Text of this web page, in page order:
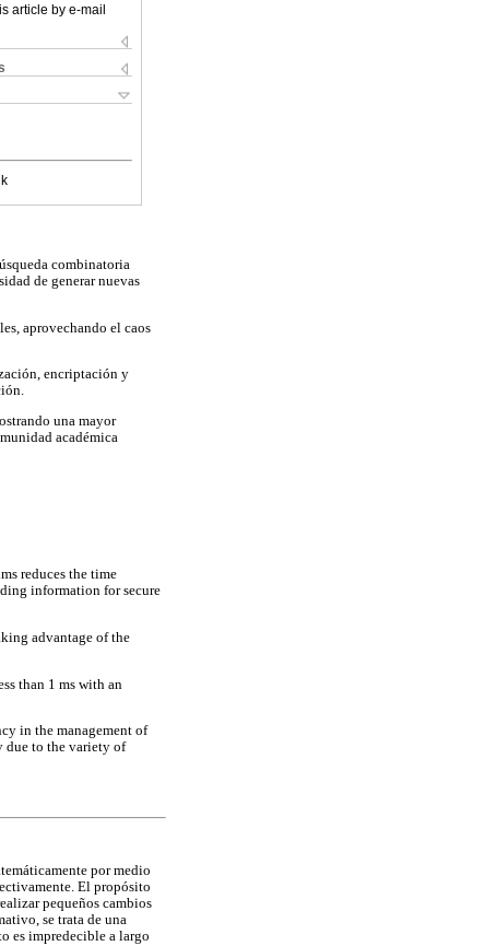
article by e-mail
combinatoria
de generar nuevas
aprovechando el caos
encriptación y
una mayor
académica
reduces the time
information for secure
advantage of the
than 1 ms with an
in the management of
due to the variety of
por medio
El propósito
pequeños cambios
se trata de una
es impredecible a largo